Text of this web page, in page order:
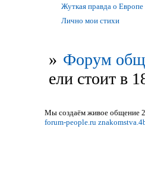
Жуткая правда о Европе
Лично мои стихи
» Форум
ели стоит в
Мы создаём живое общение
forum-people.ru